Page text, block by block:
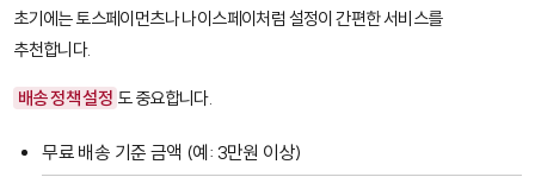
초기에는토스페이먼츠나나이스페이처럼 설정이 간편한 서비스를
추천합니다.
배송 정책 설정 도 중요합니다.
무료 배송 기준 금액 (예: 3만원 이상)